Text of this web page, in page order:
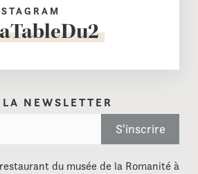
NEWSLETTER
du musée de la Romanité à